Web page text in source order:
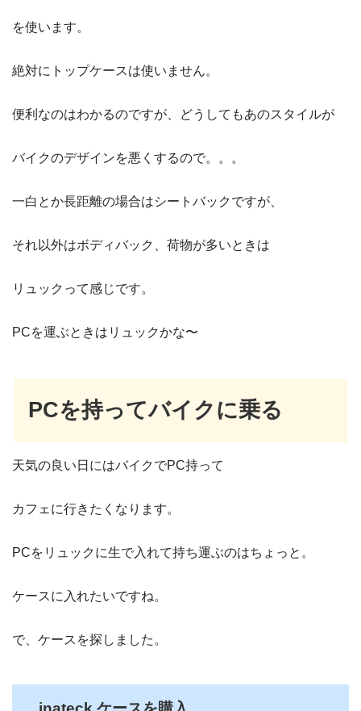
を使います。
絶対にトップケースは使いません。
便利なのはわかるのですが、どうしてもあのスタイルが
バイクのデザインを悪くするので。。。
一白とか長距離の場合はシートバックですが、
それ以外はボディバック、荷物が多いときは
リュックって感じです。
PCを運ぶときはリュックかな〜
PCを持ってバイクに乗る
天気の良い日にはバイクでPC持って
カフェに行きたくなります。
PCをリュックに生で入れて持ち運ぶのはちょっと。
ケースに入れたいですね。
で、ケースを探しました。